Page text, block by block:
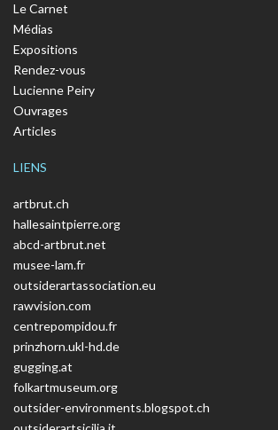
Le Carnet
Médias
Expositions
Rendez-vous
Lucienne Peiry
Ouvrages
Articles
LIENS
artbrut.ch
hallesaintpierre.org
abcd-artbrut.net
musee-lam.fr
outsiderartassociation.eu
rawvision.com
centrepompidou.fr
prinzhorn.ukl-hd.de
gugging.at
folkartmuseum.org
outsider-environments.blogspot.ch